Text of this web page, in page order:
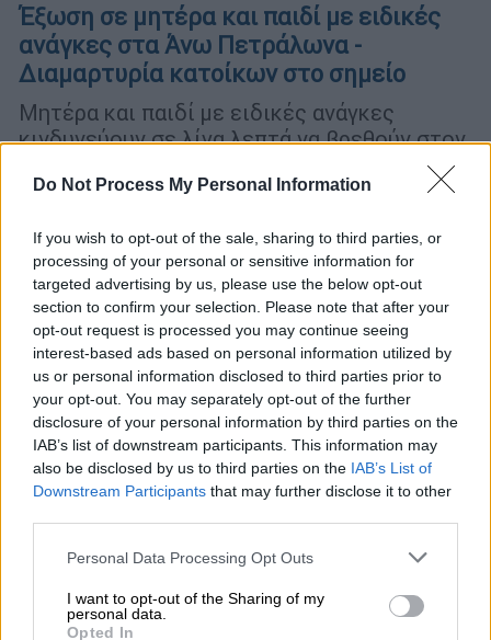
Do Not Process My Personal Information
If you wish to opt-out of the sale, sharing to third parties, or
processing of your personal or sensitive information for
targeted advertising by us, please use the below opt-out
section to confirm your selection. Please note that after your
opt-out request is processed you may continue seeing
interest-based ads based on personal information utilized by
us or personal information disclosed to third parties prior to
your opt-out. You may separately opt-out of the further
disclosure of your personal information by third parties on the
IAB’s list of downstream participants. This information may
also be disclosed by us to third parties on the IAB’s List of
Downstream Participants that may further disclose it to other
Please note that this website/app uses one or more Google
not limited to your visit or usage behaviour. You may click to
grant or deny consent to Google and its third-party tags to
Personal Data Processing Opt Outs
I want to opt-out of the Sharing of my
personal data.
Opted In
Έξωση σε μητέρα και παιδί με ειδικές
ανάγκες στα Άνω Πετράλωνα -
Διαμαρτυρία κατοίκων στο σημείο
Μητέρα και παιδί με ειδικές ανάγκες
κινδυνεύουν σε λίγα λεπτά να βρεθούν στον
Δήμος Αθηναίων: Μεγάλη επιχείρηση
καθαρισμού σε Βοτανικό, Μεταξουργείο
και Πετράλωνα